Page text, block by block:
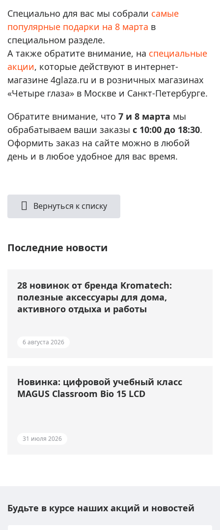
Специально для вас мы собрали самые
популярные подарки на 8 марта в
специальном разделе.
А также обратите внимание, на специальные
акции, которые действуют в интернет-
магазине 4glaza.ru и в розничных магазинах
«Четыре глаза» в Москве и Санкт-Петербурге.
Обратите внимание, что 7 и 8 марта мы
обрабатываем ваши заказы с 10:00 до 18:30.
Оформить заказ на сайте можно в любой
день и в любое удобное для вас время.
Вернуться к списку
Последние новости
28 новинок от бренда Kromatech:
полезные аксессуары для дома,
активного отдыха и работы
6 августа 2026
Новинка: цифровой учебный класс
MAGUS Classroom Bio 15 LCD
31 июля 2026
Будьте в курсе наших акций и новостей